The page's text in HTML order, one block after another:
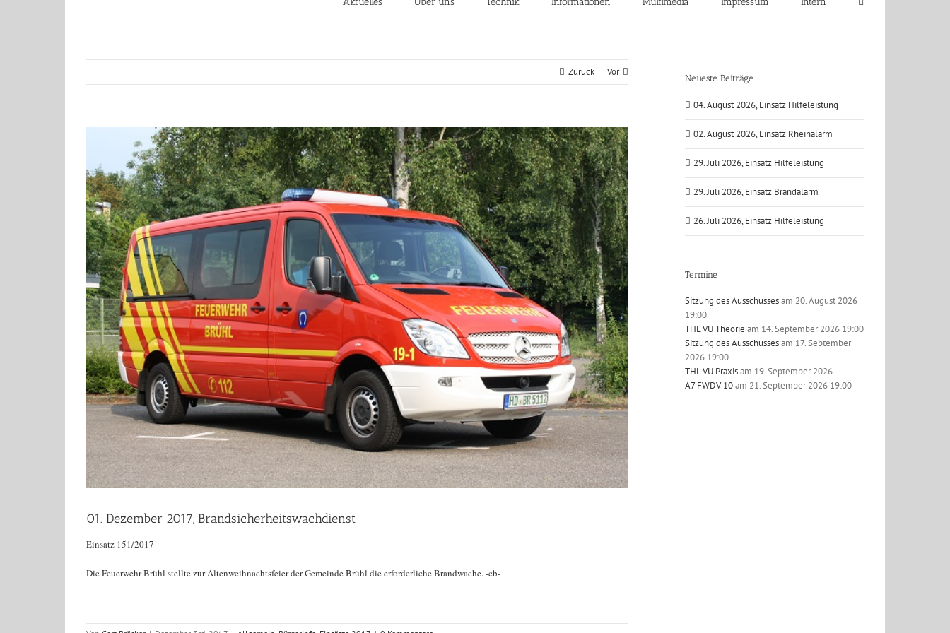
Zurück Vor
01. Dezember 2017, Brandsicherheitswachdienst
Einsatz 151/2017
Die Feuerwehr Brühl stellte zur Altenweihnachtsfeier der Gemeinde Brühl die erforderliche Brandwache. -cb-
Neueste Beiträge
04. August 2026, Einsatz Hilfeleistung
02. August 2026, Einsatz Rheinalarm
29. Juli 2026, Einsatz Hilfeleistung
29. Juli 2026, Einsatz Brandalarm
26. Juli 2026, Einsatz Hilfeleistung
Termine
Sitzung des Ausschussesam 20. August 2026
19:00
THL VU Theorie am 14. September 2026 19:00
Sitzung des Ausschussesam 17. September
2026 19:00
THL VU Praxisam 19. September 2026
A7 FWDV 10am 21. September 2026 19:00